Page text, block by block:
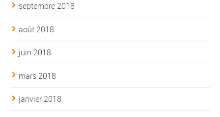
septembre 2018
août 2018
juin 2018
mars 2018
janvier 2018